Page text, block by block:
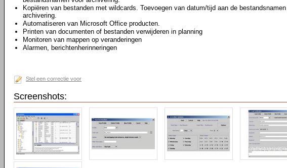
Kopiëren van bestanden met wildcards. Toevoegen van datum/tijd aan de
archivering.
Automatiseren van Microsoft Office producten.
Printen van documenten of bestanden verwijderen in planning
Monitoren van mappen op veranderingen
Alarmen, berichtenherinneringen
Stel een correctie voor
Screenshots: